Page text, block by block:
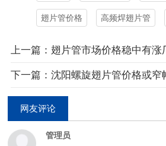
翅片管价格 高频焊翅片管
上一篇：翅片管市场价格稳中有涨
网友评论
管理员